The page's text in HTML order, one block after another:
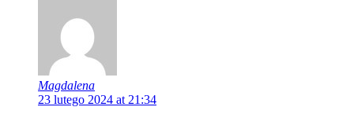
Magdalena
23 lutego 2024 at 21:34